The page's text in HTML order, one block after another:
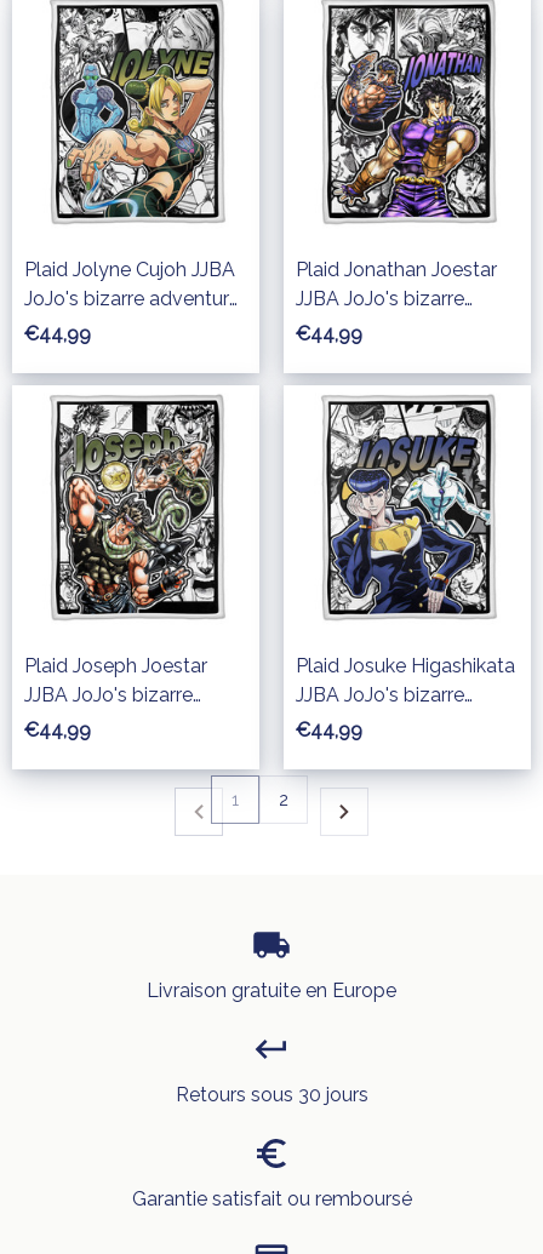
Plaid Jolyne Cujoh JJBA
JoJo's bizarre adventure
Couverture Plaid Polaire
€44,99
Plaid Jonathan Joestar
JJBA JoJo's bizarre
adventure Couverture
Canapé
€44,99
Plaid Joseph Joestar
JJBA JoJo's bizarre
adventure Couverture
Canapé
€44,99
Plaid Josuke Higashikata
JJBA JoJo's bizarre
adventure Couverture
Canapé
€44,99
1 2
Livraison gratuite en Europe
Retours sous 30 jours
Garantie satisfait ou remboursé